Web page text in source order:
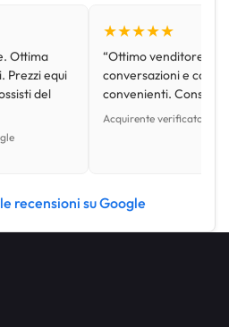
Ottima
Prezzi equi
del
★★★★★
“Ottimo venditore,
conversazioni e con
convenienti.
Acquirente verificato •
recensioni su Google